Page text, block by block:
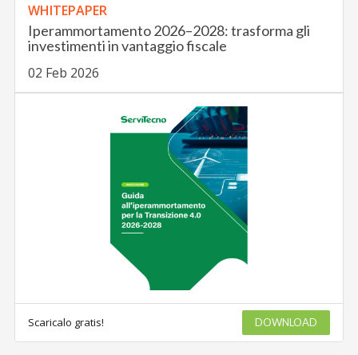
WHITEPAPER
Iperammortamento 2026–2028: trasforma gli
investimenti in vantaggio fiscale
02 Feb 2026
Scaricalo gratis! DOWNLOAD